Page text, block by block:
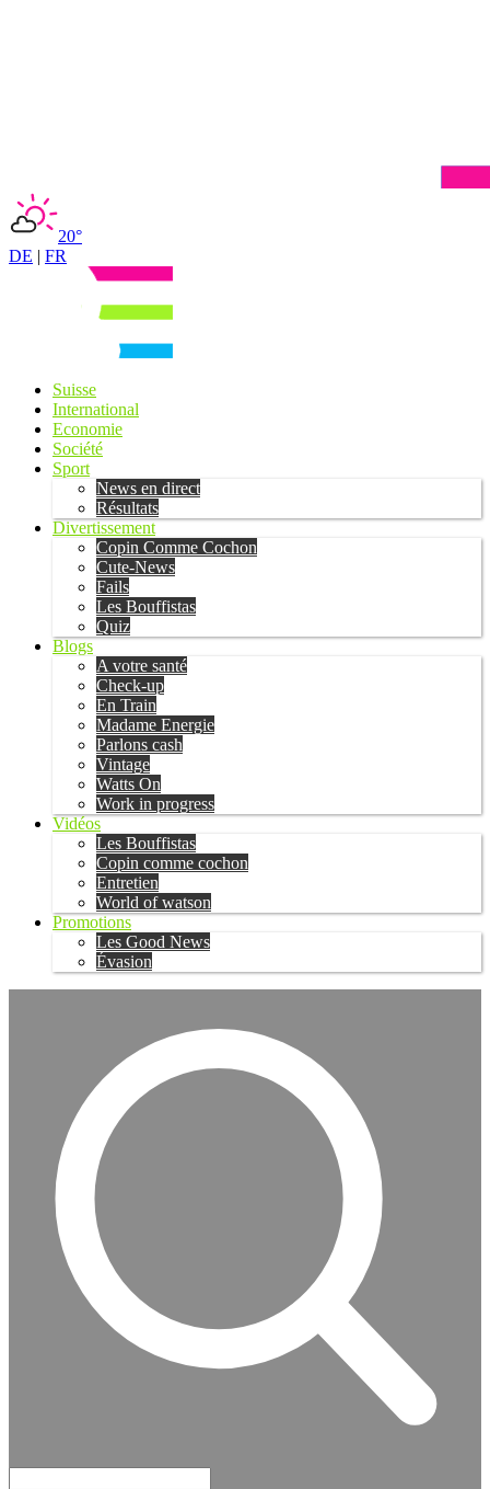
20°
DE | FR
Suisse
International
Economie
Société
Sport
News en direct
Résultats
Divertissement
Copin Comme Cochon
Cute-News
Fails
Les Bouffistas
Quiz
Blogs
A votre santé
Check-up
En Train
Madame Energie
Parlons cash
Vintage
Watts On
Work in progress
Vidéos
Les Bouffistas
Copin comme cochon
Entretien
World of watson
Promotions
Les Good News
Évasion